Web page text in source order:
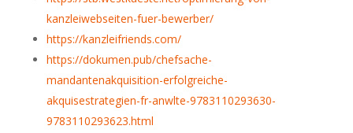
kanzleiwebseiten-fuer-bewerber/
https://kanzleifriends.com/
https://dokumen.pub/chefsache-
mandantenakquisition-erfolgreiche-
akquisestrategien-fr-anwlte-9783110293630-
9783110293623.html